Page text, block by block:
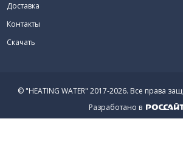
Доставка
Контакты
Скачать
© "HEATING WATER" 2017-2026. Все права
Разработано в